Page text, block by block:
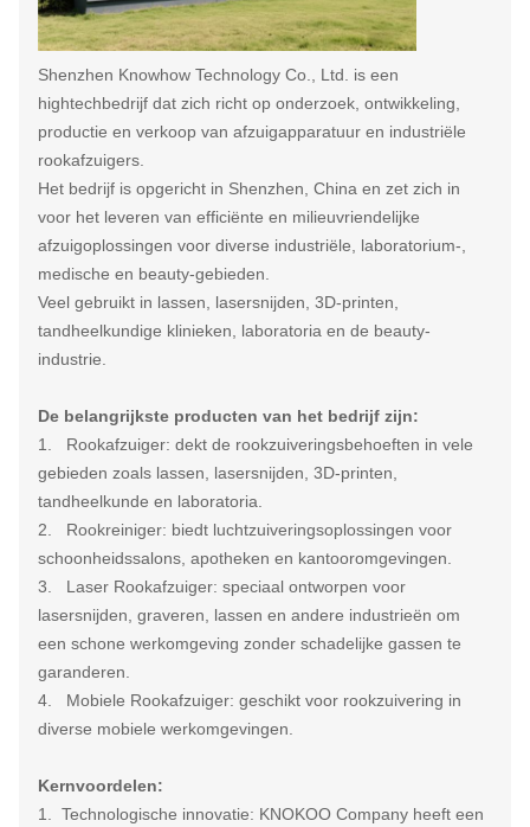
Shenzhen Knowhow Technology Co., Ltd. is een
hightechbedrijf dat zich richt op onderzoek, ontwikkeling,
productie en verkoop van afzuigapparatuur en industriële
rookafzuigers.
Het bedrijf is opgericht in Shenzhen, China en zet zich in
voor het leveren van efficiënte en milieuvriendelijke
afzuigoplossingen voor diverse industriële, laboratorium-,
medische en beauty-gebieden.
Veel gebruikt in lassen, lasersnijden, 3D-printen,
tandheelkundige klinieken, laboratoria en de beauty-
industrie.
De belangrijkste producten van het bedrijf zijn:
1. Rookafzuiger: dekt de rookzuiveringsbehoeften in vele
gebieden zoals lassen, lasersnijden, 3D-printen,
tandheelkunde en laboratoria.
2. Rookreiniger: biedt luchtzuiveringsoplossingen voor
schoonheidssalons, apotheken en kantooromgevingen.
3. Laser Rookafzuiger: speciaal ontworpen voor
lasersnijden, graveren, lassen en andere industrieën om
een schone werkomgeving zonder schadelijke gassen te
garanderen.
4. Mobiele Rookafzuiger: geschikt voor rookzuivering in
diverse mobiele werkomgevingen.
Kernvoordelen:
1. Technologische innovatie: KNOKOO Company heeft een